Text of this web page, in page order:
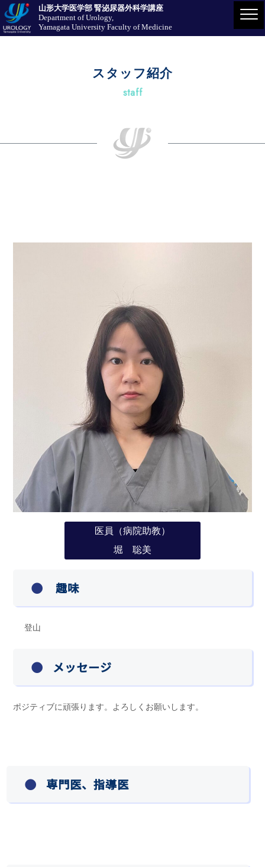
山形大学医学部 腎泌尿器外科学講座
Department of Urology,
Yamagata University Faculty of Medicine
スタッフ紹介
staff
医員（病院助教）
堀 聡美
趣味
登山
メッセージ
ポジティブに頑張ります。よろしくお願いします。
専門医、指導医